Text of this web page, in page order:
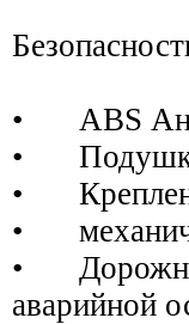
•
ABS
•
•
•
•
аварийной